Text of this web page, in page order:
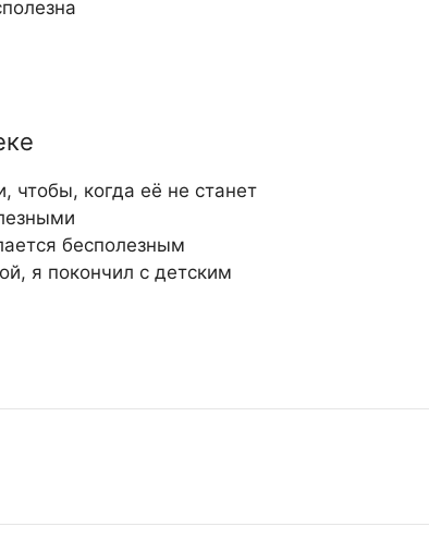
когда её не станет
бесполезным
я покончил с детским